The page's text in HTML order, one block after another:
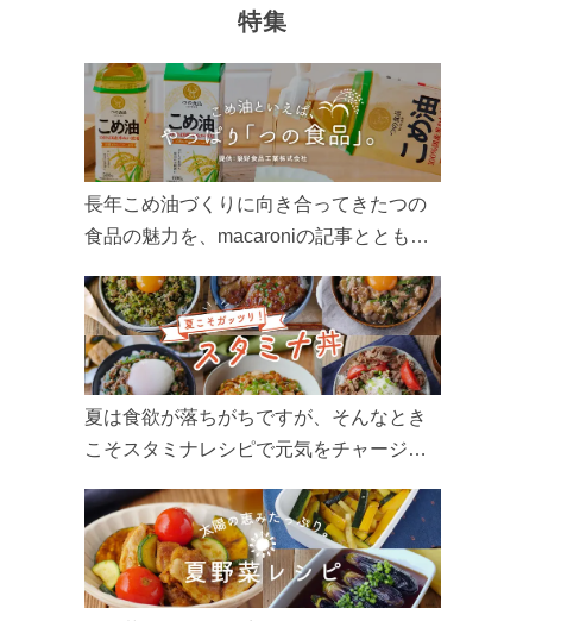
特集
長年こめ油づくりに向き合ってきたつの
食品の魅力を、macaroniの記事とともに
ん、製造現場や品質へのこだわりまで。
こめ油をもっと好きになるコンテンツを
ぜひお楽しみください。
夏は食欲が落ちがちですが、そんなとき
こそスタミナレシピで元気をチャージ！
リ食べて、夏バテを吹き飛ばしましょ
う！